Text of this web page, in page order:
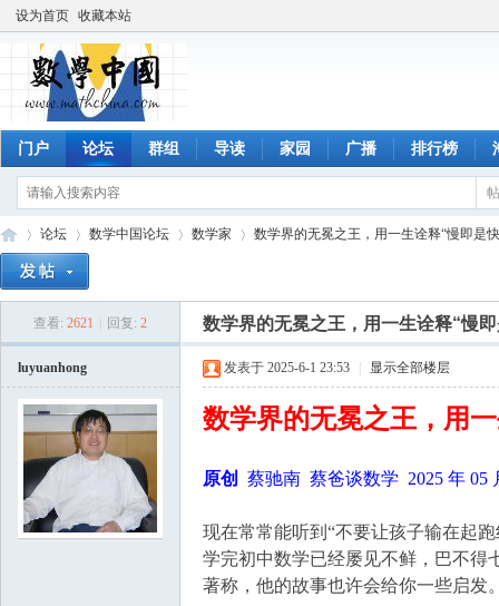
设为首页 收藏本站
门户 论坛 群组 导读 家园 广播 排行榜
论坛
›
数学中国论坛 数学家
›
数学界的无冕之王，用一生诠释“慢即是
查看: 2621 回复: 2 数学界的无冕之王，用一生诠释“慢
luyuanhong 发表于 2025-6-1 23:53 显示全部楼层
数学界的无冕之王，用
原创 蔡驰南 蔡爸谈数学 2025 年 05
现在常常能听到“不要让孩子输在起
学完初中数学已经屡见不鲜，巴不得
著称，他的故事也许会给你一些启发